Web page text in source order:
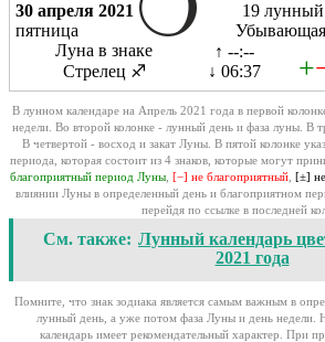
30 апреля 2021
пятница
19 лунный
Луна в знаке
Стрелец ♐
↑ --:--
↓ 06:37
+
В лунном календаре на Апрель 2021 года в первой
недели. Во второй колонке - лунный день и фаза луны. В
В четвертой - восход и закат Луны. В пятой колонке
периода, которая состоит из 4 знаков, которые могут
благоприятный период Луны [−] не благоприятный [±]
влиянии Луны в определенный день и благоприятном
перейдя по ссылке в последней
См. также: Лунный календарь
2021 года
Помните, что знак зодиака является самым важным в
лунный день, а уже потом фаза Луны и день недели.
календарь имеет рекомендательный характер. При